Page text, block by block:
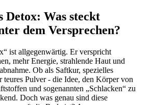
Detox: Was steckt
dem Versprechen?
ist allgegenwärtig. Er verspricht
mehr Energie, strahlende Haut und
Ob als Saftkur, spezielles
teures Pulver - die Idee, den Körper von
und sogenannten „Schlacken“ zu
Doch was genau sind diese